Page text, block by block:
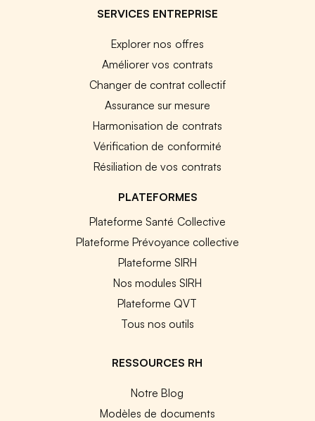
SERVICES ENTREPRISE
Explorer nos offres
Améliorer vos contrats
Changer de contrat collectif
Assurance sur mesure
Harmonisation de contrats
Vérification de conformité
Résiliation de vos contrats
PLATEFORMES
Plateforme Santé Collective
Plateforme Prévoyance collective
Plateforme SIRH
Nos modules SIRH
Plateforme QVT
Tous nos outils
RESSOURCES RH
Notre Blog
Modèles de documents